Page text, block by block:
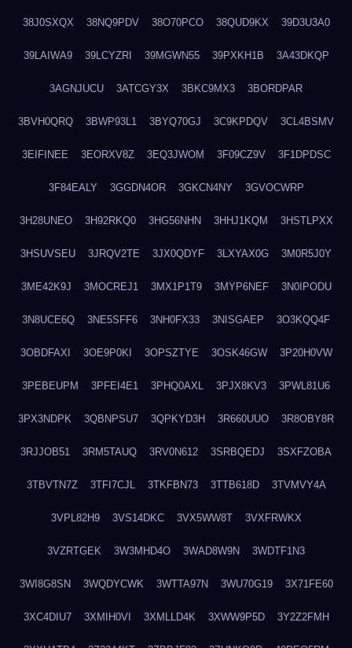
38J0SXQX 38NQ9PDV 38O70PCO 38QUD9KX 39D3U3A0
39LAIWA9 39LCYZRI 39MGWN55 39PXKH1B 3A43DKQP
3AGNJUCU 3ATCGY3X 3BKC9MX3 3BORDPAR
3BVH0QRQ 3BWP93L1 3BYQ70GJ 3C9KPDQV 3CL4BSMV
3EIFINEE 3EORXV8Z 3EQ3JWOM 3F09CZ9V 3F1DPDSC
3F84EALY 3GGDN4OR 3GKCN4NY 3GVOCWRP
3H28UNEO 3H92RKQ0 3HG56NHN 3HHJ1KQM 3HSTLPXX
3HSUVSEU 3JRQV2TE 3JX0QDYF 3LXYAX0G 3M0R5J0Y
3ME42K9J 3MOCREJ1 3MX1P1T9 3MYP6NEF 3N0IPODU
3N8UCE6Q 3NE5SFF6 3NH0FX33 3NISGAEP 3O3KQQ4F
3OBDFAXI 3OE9P0KI 3OPSZTYE 3OSK46GW 3P20H0VW
3PEBEUPM 3PFEI4E1 3PHQ0AXL 3PJX8KV3 3PWL81U6
3PX3NDPK 3QBNPSU7 3QPKYD3H 3R660UUO 3R8OBY8R
3RJJOB51 3RM5TAUQ 3RV0N612 3SRBQEDJ 3SXFZOBA
3TBVTN7Z 3TFI7CJL 3TKFBN73 3TTB618D 3TVMVY4A
3VPL82H9 3VS14DKC 3VX5WW8T 3VXFRWKX
3VZRTGEK 3W3MHD4O 3WAD8W9N 3WDTF1N3
3WI8G8SN 3WQDYCWK 3WTTA97N 3WU70G19 3X71FE60
3XC4DIU7 3XMIH0VI 3XMLLD4K 3XWW9P5D 3Y2Z2FMH